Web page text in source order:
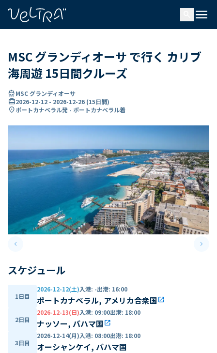
menu
MSC グランディオーサ で行く カリブ
海周遊 15日間クルーズ
directions_boatMSC グランディオーサ
card_travel2026-12-12 - 2026-12-26 (15日間)
location_onポートカナベラル発 - ポートカナベラル着
keyboard_arrow_leftPrevious slide keyboard_arrow_right
スケジュール
1日目
2026-12-12(土)入港: -出港: 16:00
ポートカナベラル, アメリカ合衆国open_in_new
2日目
2026-12-13(日)入港: 09:00出港: 18:00
ナッソー, バハマ国open_in_new
3日目
2026-12-14(月)入港: 08:00出港: 18:00
オーシャンケイ, バハマ国